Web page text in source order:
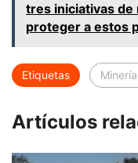
tres iniciativas de
proteger a estos
Etiquetas
Artículos